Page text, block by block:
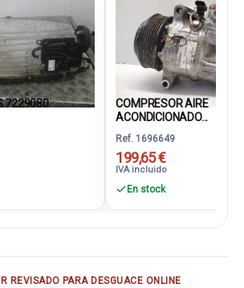
7229080
COMPRESOR AIRE
ACONDICIONADO...
Ref. 1696649
199,65 €
IVA incluido
En stock
REVISADO PARA DESGUACE ONLINE